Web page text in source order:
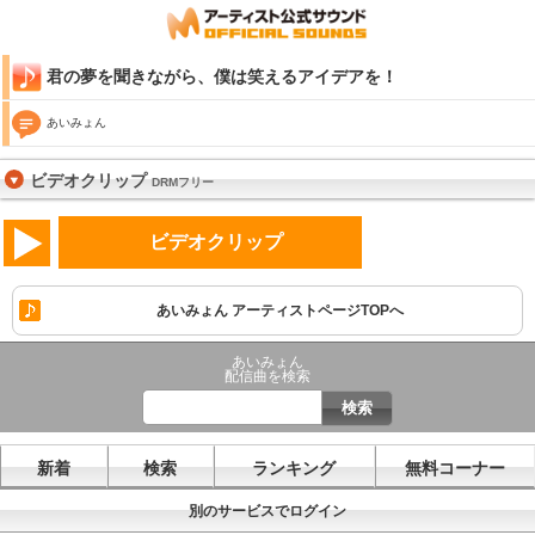
君の夢を聞きながら、僕は笑えるアイデアを！
あいみょん
ビデオクリップDRMフリー
ビデオクリップ
あいみょん アーティストページTOPへ
あいみょん
配信曲を検索
新着 検索 ランキング 無料コーナー
別のサービスでログイン